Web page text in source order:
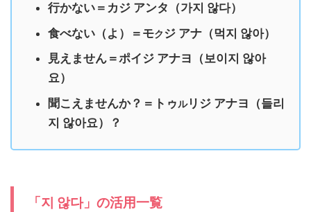
行かない＝カジ アンタ（가지 않다）
食べない（よ）＝モクジ アナ（먹지 않아）
見えません＝ポイジ アナヨ（보이지 않아
요）
聞こえませんか？＝トゥルリジ アナヨ（들리
지 않아요）？
「지 않다」の活用一覧